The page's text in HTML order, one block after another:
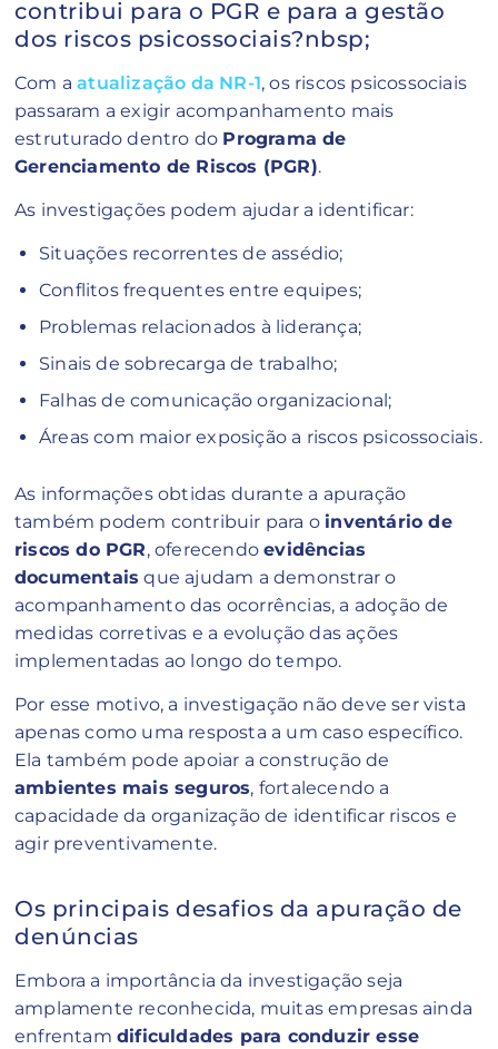
contribui para o PGR e para a gestão
dos riscos psicossociais?nbsp;
Com aatualização da NR-1, os riscos psicossociais
passaram a exigir acompanhamento mais
estruturado dentro do Programa de
Gerenciamento de Riscos (PGR).
As investigações podem ajudar a identificar:
Situações recorrentes de assédio;
Conflitos frequentes entre equipes;
Problemas relacionados à liderança;
Sinais de sobrecarga de trabalho;
Falhas de comunicação organizacional;
Áreas com maior exposição a riscos psicossociais.
As informações obtidas durante a apuração
também podem contribuir para o inventário de
riscos do PGR, oferecendoevidências
documentais que ajudam a demonstrar o
acompanhamento das ocorrências, a adoção de
medidas corretivas e a evolução das ações
implementadas ao longo do tempo.
Por esse motivo, a investigação não deve ser vista
apenas como uma resposta a um caso específico.
Ela também pode apoiar a construção de
ambientes mais seguros, fortalecendo a
capacidade da organização de identificar riscos e
agir preventivamente.
Os principais desafios da apuração de
denúncias
Embora a importância da investigação seja
amplamente reconhecida, muitas empresas ainda
enfrentam dificuldades para conduzir esse